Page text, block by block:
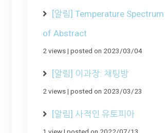
[알림] Temperature Spectrum
of Abstract
2 views| posted on 2023/03/04
[알림] 이과장: 채팅방
2 views| posted on 2023/03/23
[알림] 사적인 유토피아
1 view| posted on 2022/07/13